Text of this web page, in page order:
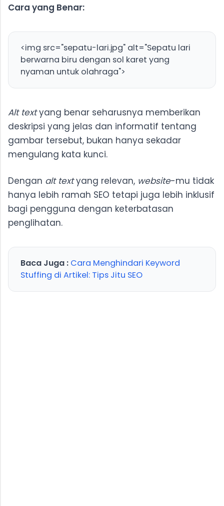
Cara yang Benar:
<img src="sepatu-lari.jpg" alt="Sepatu lari
berwarna biru dengan sol karet yang
nyaman untuk olahraga">
Alt textyang benar seharusnya memberikan
deskripsi yang jelas dan informatif tentang
gambar tersebut, bukan hanya sekadar
mengulang kata kunci.
Dengan alt textyang relevan, website-mu tidak
hanya lebih ramah SEO tetapi juga lebih inklusif
bagi pengguna dengan keterbatasan
penglihatan.
Baca Juga : Cara Menghindari Keyword
Stuffing di Artikel: Tips Jitu SEO